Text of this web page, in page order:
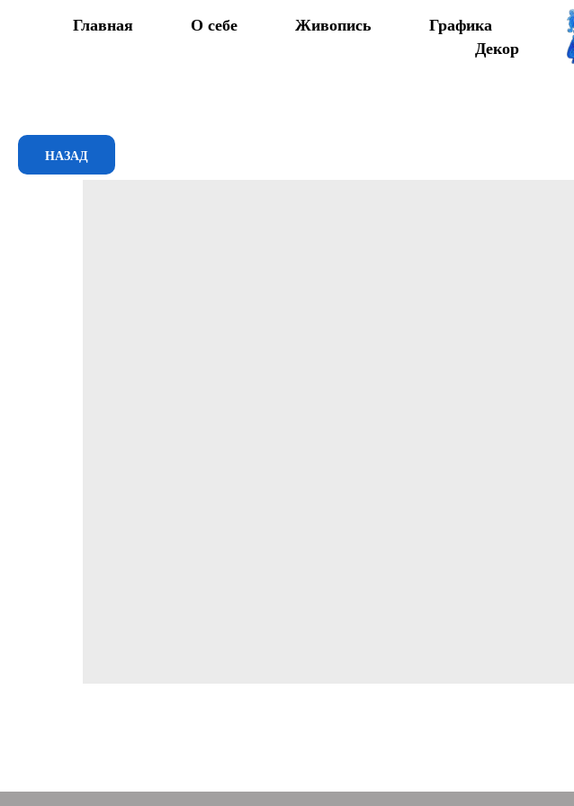
Главная О себе Живопись
Графика
Декор
НАЗАД